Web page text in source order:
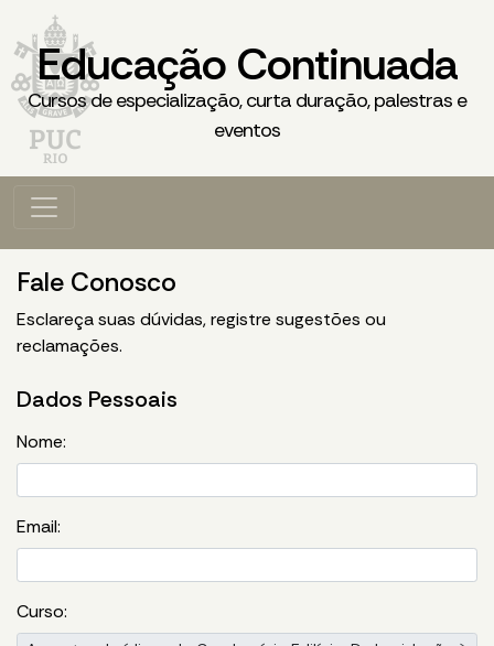
Educação Continuada
Cursos de especialização, curta duração, palestras e
eventos
Fale Conosco
Esclareça suas dúvidas, registre sugestões ou
reclamações.
Dados Pessoais
Nome:
Email:
Curso: